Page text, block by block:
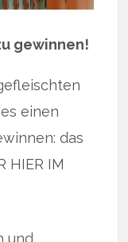
gewinnen!
einen
das
HIER IM
und